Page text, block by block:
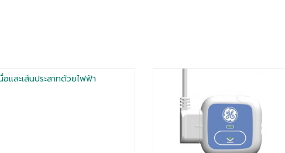
และเส้นประสาทด้วยไฟฟ้า